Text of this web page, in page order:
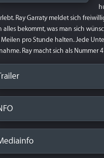
Ray Garraty meldet sich
alles bekommt, was man sich
pro Stunde halten. Jede
Ray macht sich als Nummer